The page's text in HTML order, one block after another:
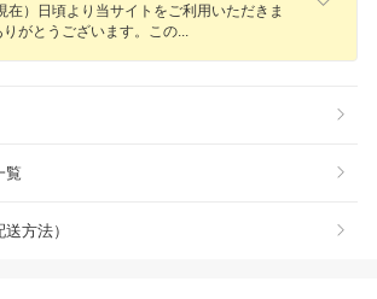
在）日頃より当サイトをご利用いただきま
がとうございます。こ の
覧
方法）